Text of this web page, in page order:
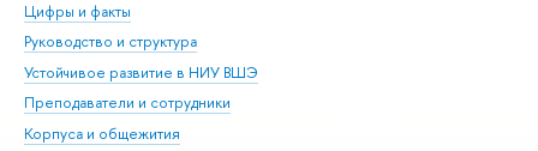
Цифры и факты
Руководство и структура
Устойчивое развитие в НИУ ВШЭ
Преподаватели и сотрудники
Корпуса и общежития